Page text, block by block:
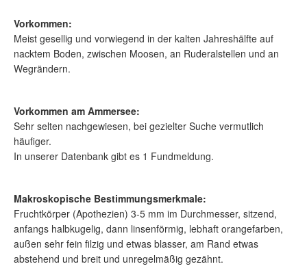
Vorkommen:
Meist gesellig und vorwiegend in der kalten Jahreshälfte auf
nacktem Boden, zwischen Moosen, an Ruderalstellen und an
Wegrändern.
Vorkommen am Ammersee:
Sehr selten nachgewiesen, bei gezielter Suche vermutlich
häufiger.
In unserer Datenbank gibt es 1 Fundmeldung.
Makroskopische Bestimmungsmerkmale:
Fruchtkörper (Apothezien) 3-5 mm im Durchmesser, sitzend,
anfangs halbkugelig, dann linsenförmig, lebhaft orangefarben,
außen sehr fein filzig und etwas blasser, am Rand etwas
abstehend und breit und unregelmäßig gezähnt.